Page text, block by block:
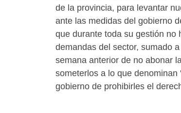
de la provincia, para levantar
ante las medidas del gobierno
que durante toda su gestión no
demandas del sector, sumado
semana anterior de no abonar
someterlos a lo que denominan
gobierno de prohibirles el